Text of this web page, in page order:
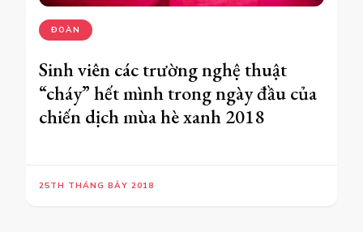
ĐOÀN
Sinh viên các trường nghệ thuật
“cháy” hết mình trong ngày đầu của
chiến dịch mùa hè xanh 2018
25TH THÁNG BẢY 2018